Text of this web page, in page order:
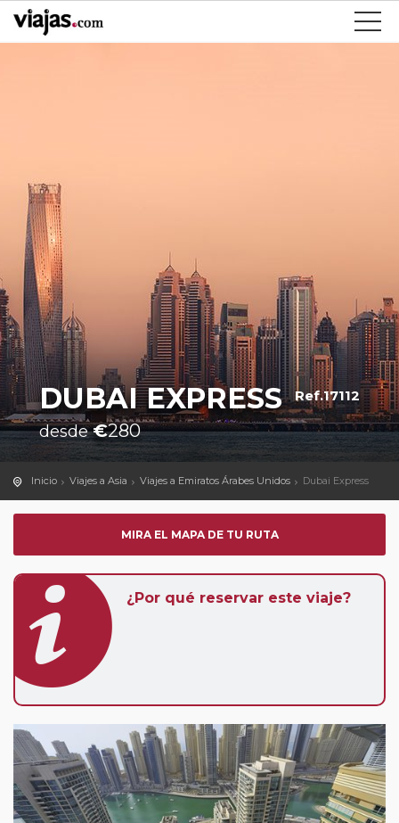
DUBAI EXPRESS Ref.17112
desde€280
Inicio Viajes a Asia Viajes a Emiratos Árabes Unidos Dubai Express
MIRA EL MAPA DE TU RUTA
¿Por qué reservar este viaje?